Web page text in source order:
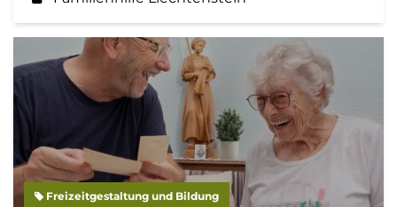
Freizeitgestaltung und Bildung